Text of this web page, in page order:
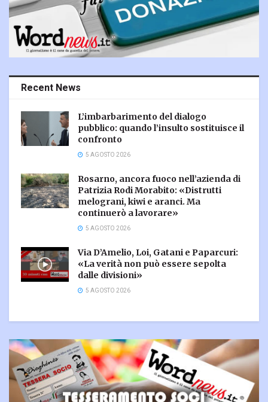
Recent News
L’imbarbarimento del dialogo
pubblico: quando l’insulto sostituisce il
confronto
5 AGOSTO 2026
Rosarno, ancora fuoco nell’azienda di
Patrizia Rodi Morabito: «Distrutti
melograni, kiwi e aranci. Ma
continuerò a lavorare»
5 AGOSTO 2026
Via D’Amelio, Loi, Gatani e Paparcuri:
«La verità non può essere sepolta
dalle divisioni»
5 AGOSTO 2026